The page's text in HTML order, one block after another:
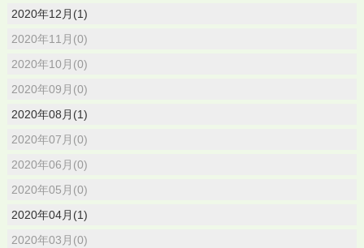
2020年12月(1)
2020年11月(0)
2020年10月(0)
2020年09月(0)
2020年08月(1)
2020年07月(0)
2020年06月(0)
2020年05月(0)
2020年04月(1)
2020年03月(0)